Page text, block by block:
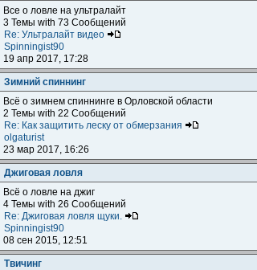
Все о ловле на ультралайт
3 Темы with 73 Сообщений
Re: Ультралайт видео
Spinningist90
19 апр 2017, 17:28
Зимний спиннинг
Всё о зимнем спиннинге в Орловской области
2 Темы with 22 Сообщений
Re: Как защитить леску от обмерзания
olgaturist
23 мар 2017, 16:26
Джиговая ловля
Всё о ловле на джиг
4 Темы with 26 Сообщений
Re: Джиговая ловля щуки.
Spinningist90
08 сен 2015, 12:51
Твичинг